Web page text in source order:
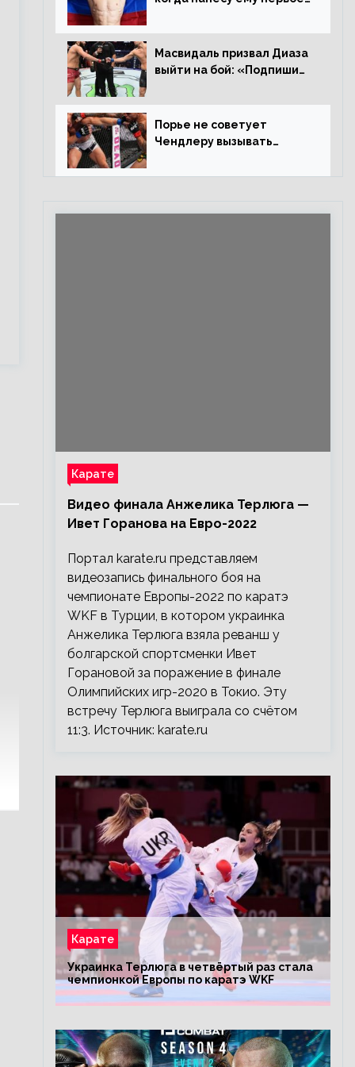
Дэн Иге – про бой с
Евлоевым
Масвидаль призвал Диаза
выйти на бой: «Подпиши
повторим»
Порье не советует
Чендлеру вызывать
потрясают в каждом бою,
Карате
Видео финала Анжелика Терлюга —
Ивет Горанова на Евро-2022
Портал karate.ru представляем
видеозапись финального боя на
чемпионате Европы-2022 по каратэ
WKF в Турции, в котором украинка
Анжелика Терлюга взяла реванш у
болгарской спортсменки Ивет
Горановой за поражение в финале
Олимпийских игр-2020 в Токио. Эту
встречу Терлюга выиграла со счётом
11:3. Источник: karate.ru
Карате
Украинка Терлюга в четвёртый раз стала
чемпионкой Европы по каратэ WKF